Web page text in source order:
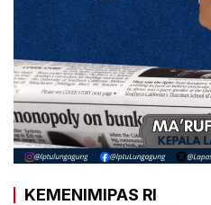
KEMENIMIPAS RI